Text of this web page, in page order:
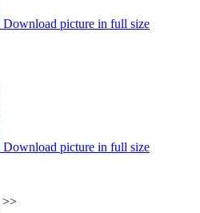
Download picture in full size
Download picture in full size
>>